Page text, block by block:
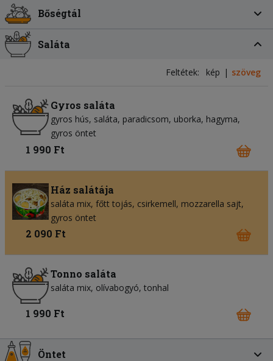
Bőségtál
Saláta
Feltétek: kép szöveg
Gyros saláta
gyros hús saláta paradicsom uborka hagyma
gyros öntet
1 990 Ft
Ház salátája
saláta mix főtt tojás csirkemell mozzarella sajt
gyros öntet
2 090 Ft
Tonno saláta
saláta mix olívabogyó tonhal
1 990 Ft
Öntet